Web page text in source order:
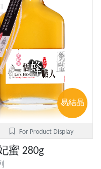
易結晶
For Product Display
蜜 280g